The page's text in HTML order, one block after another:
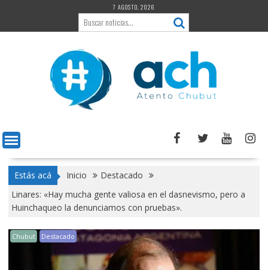
contenido
7 AGOSTO, 2026
Estás acá Inicio
Destacado
Linares: «Hay mucha gente valiosa en el dasnevismo, pero a
Huinchaqueo la denunciamos con pruebas».
Chubut Destacado